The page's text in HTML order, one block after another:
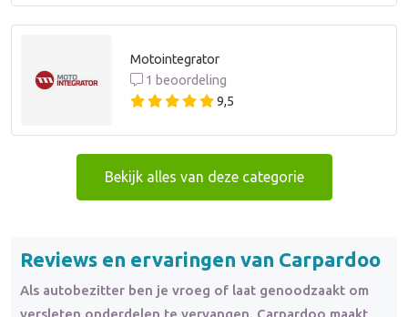
Motointegrator
1 beoordeling
9,5
Bekijk alles van deze categorie
Reviews en ervaringen van Carpardoo
Als autobezitter ben je vroeg of laat genoodzaakt om
versleten onderdelen te vervangen. Carpardoo maakt